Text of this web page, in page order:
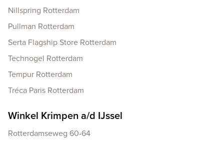
Nillspring Rotterdam
Pullman Rotterdam
Serta Flagship Store Rotterdam
Technogel Rotterdam
Tempur Rotterdam
Tréca Paris Rotterdam
Winkel Krimpen a/d IJssel
Rotterdamseweg 60-64